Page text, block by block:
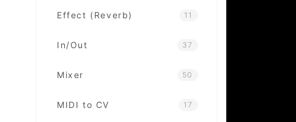
Effect (Reverb) 11
In/Out 37
Mixer 50
MIDI to CV 17